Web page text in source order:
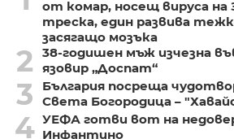
от комар, носещ вируса на
треска, един развива
засягащо мозъка
2
38-годишен мъж изчезна
язовир „Доспат“
3
България посреща
Света Богородица –
4 УЕФА готви вот на
Инфантино